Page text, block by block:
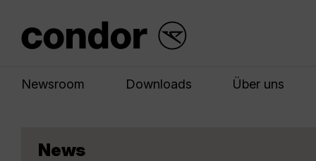
Newsroom Downloads Über uns
News